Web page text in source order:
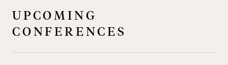
Søg om ophold
UPCOMING
CONFERENCES